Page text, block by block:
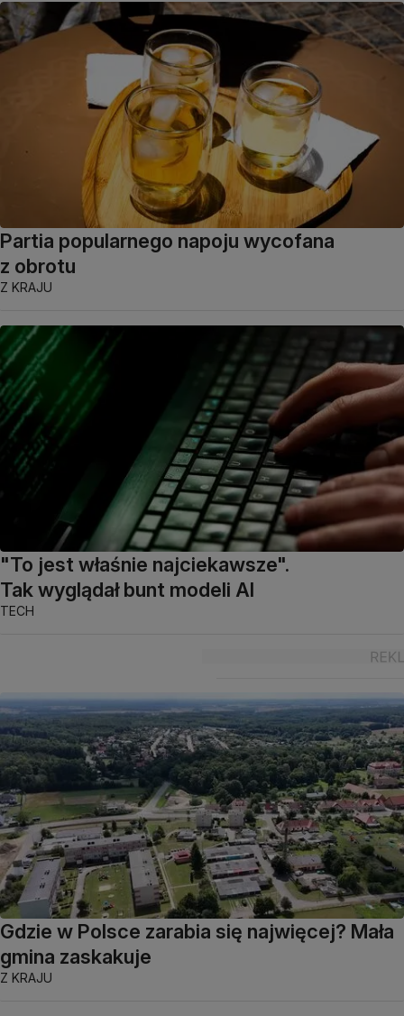
Partia popularnego napoju wycofana
z obrotu
Z KRAJU
"To jest właśnie najciekawsze".
Tak wyglądał bunt modeli AI
TECH
Gdzie w Polsce zarabia się najwięcej? Mała
gmina zaskakuje
Z KRAJU